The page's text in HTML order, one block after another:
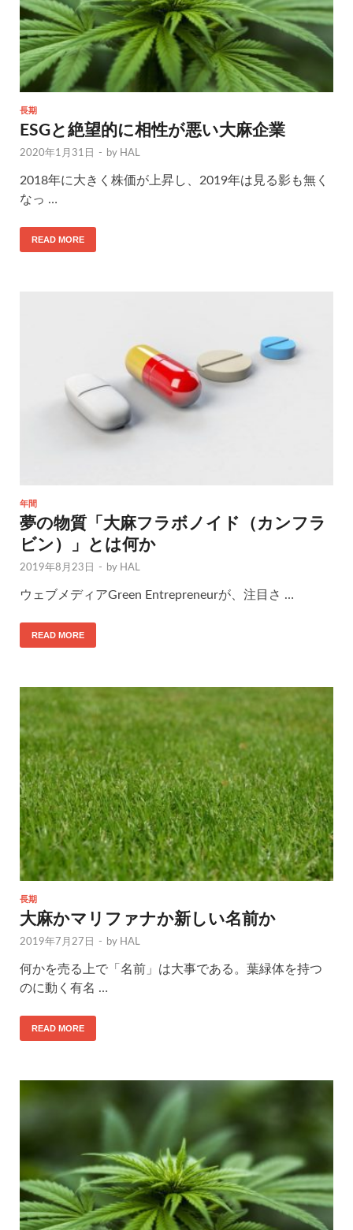
長期
ESGと絶望的に相性が悪い大麻企業
2020年1月31日 - by HAL
2018年に大きく株価が上昇し、2019年は見る影も無く
なっ …
READ MORE
年間
夢の物質「大麻フラボノイド（カンフラ
ビン）」とは何か
2019年8月23日 - by HAL
ウェブメディアGreen Entrepreneurが、注目さ …
READ MORE
長期
大麻かマリファナか新しい名前か
2019年7月27日 - by HAL
何かを売る上で「名前」は大事である。葉緑体を持つ
のに動く有名 …
READ MORE